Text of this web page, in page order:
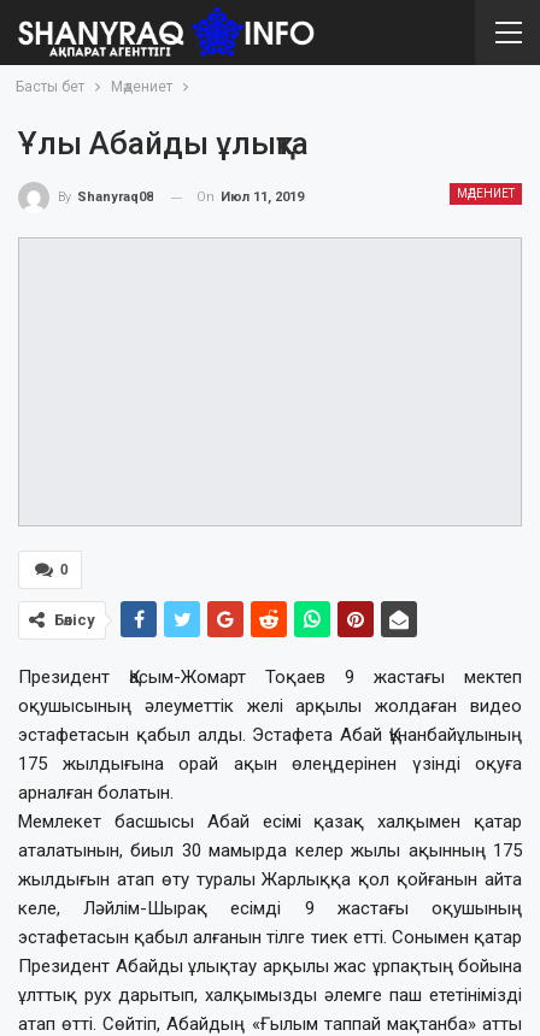
Басты бет Мәдениет
Ұлы Абайды ұлықта
МӘДЕНИЕТ
By Shanyraq08 On Июл 11, 2019
0
Бөлісу
Президент Қасым-Жомарт Тоқаев 9 жастағы мектеп
оқушысының әлеуметтік желі арқылы жолдаған видео
эстафетасын қабыл алды. Эстафета Абай Құнанбайұлының
175 жылдығына орай ақын өлеңдерінен үзінді оқуға
арналған болатын.
Мемлекет басшысы Абай есімі қазақ халқымен қатар
аталатынын, биыл 30 мамырда келер жылы ақынның 175
жылдығын атап өту туралы Жарлыққа қол қойғанын айта
келе, Ләйлім-Шырақ есімді 9 жастағы оқушының
эстафетасын қабыл алғанын тілге тиек етті. Сонымен қатар
Президент Абайды ұлықтау арқылы жас ұрпақтың бойына
ұлттық рух дарытып, халқымызды әлемге паш ететінімізді
атап өтті. Сөйтіп, Абайдың «Ғылым таппай мақтанба» атты